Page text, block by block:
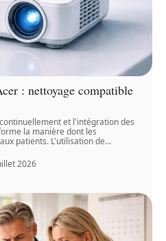
: nettoyage compatible
et l'intégration des
la manière dont les
patients. L'utilisation de…
2026